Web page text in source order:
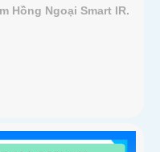
Hồng Ngoại Smart IR.